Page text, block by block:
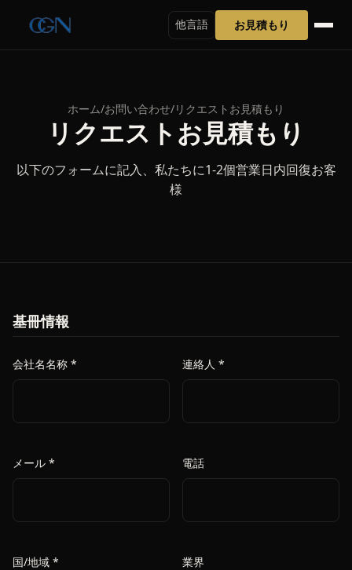
他言語 お見積もり
ホーム/お問い合わせ/リクエストお見積もり
リクエストお見積もり
以下のフォームに記入、私たちに1-2個営業日内回復お客
様
基冊情報
会社名名称 * 連絡人 *
メール * 電話
国/地域 * 業界